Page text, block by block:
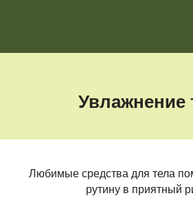
Увлажнение
Любимые средства для тела
рутину в приятный